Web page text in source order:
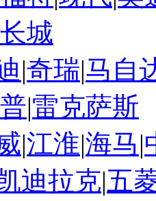
长城
|奇瑞|马自
|雷克萨斯
|江淮|海马|
迪拉克|五